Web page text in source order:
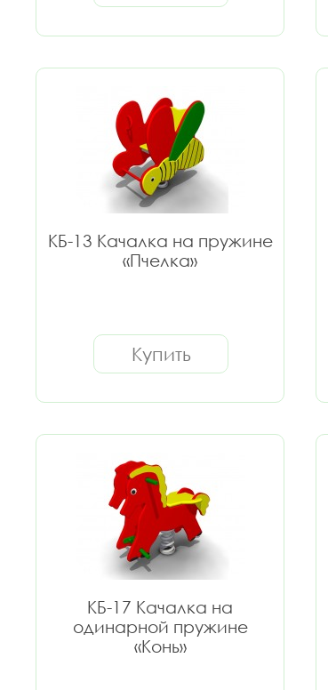
КБ-13 Качалка на пружине
«Пчелка»
Купить
КБ-17 Качалка на
одинарной пружине
«Конь»